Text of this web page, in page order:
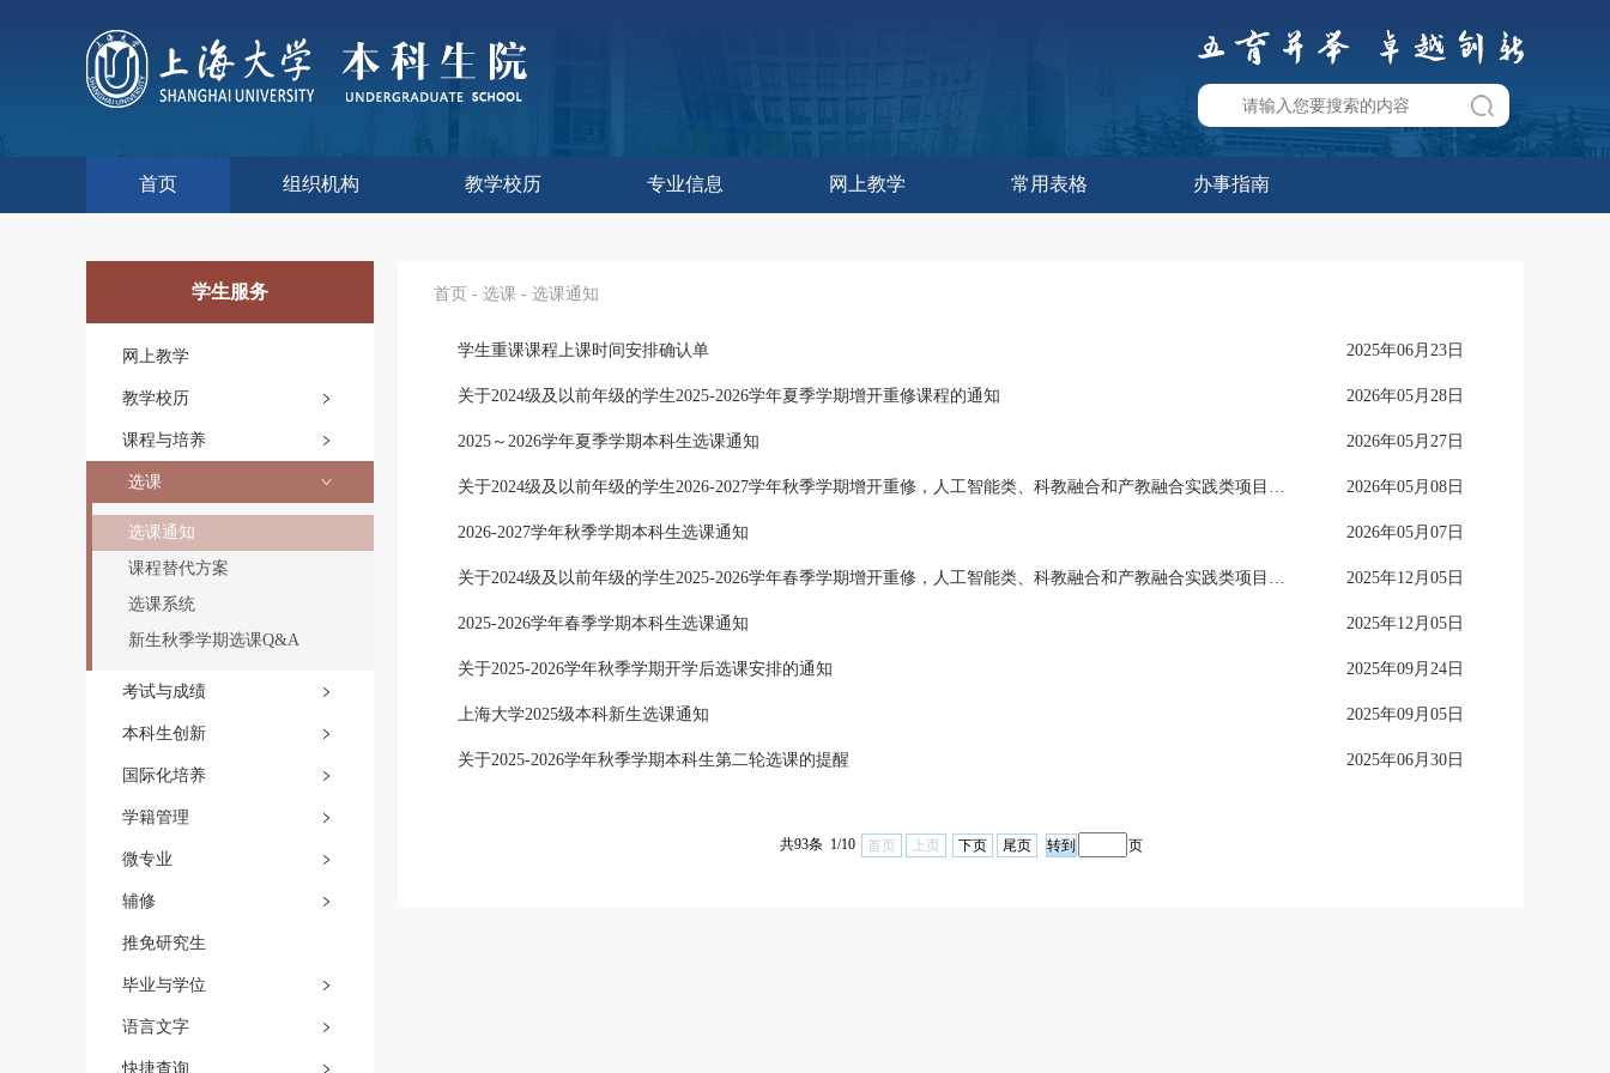
首页 组织机构 教学校历 专业信息 网上教学 常用表格 办事指南
学生服务
网上教学
教学校历
课程与培养
选课
选课通知
课程替代方案
选课系统
新生秋季学期选课Q&A
考试与成绩
本科生创新
国际化培养
学籍管理
微专业
辅修
推免研究生
毕业与学位
语言文字
快捷查询
首页 - 选课 - 选课通知
学生重课课程上课时间安排确认单 2025年06月23日
关于2024级及以前年级的学生2025-2026学年夏季学期增开重修课程的通知 2026年05月28日
2025～2026学年夏季学期本科生选课通知 2026年05月27日
关于2024级及以前年级的学生2026-2027学年秋季学期增开重修，人工智能类、科教融合和产教融合实践类项目课程的通知 2026年05月08日
2026-2027学年秋季学期本科生选课通知 2026年05月07日
关于2024级及以前年级的学生2025-2026学年春季学期增开重修，人工智能类、科教融合和产教融合实践类项目课程的通知 2025年12月05日
2025-2026学年春季学期本科生选课通知 2025年12月05日
关于2025-2026学年秋季学期开学后选课安排的通知 2025年09月24日
上海大学2025级本科新生选课通知 2025年09月05日
关于2025-2026学年秋季学期本科生第二轮选课的提醒 2025年06月30日
共93条 1/10 首页 上页 下页 尾页 页